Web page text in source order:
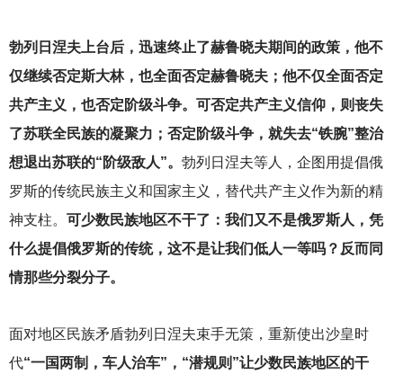
勃列日涅夫上台后，迅速终止了赫鲁晓夫期间的政策，他不
仅继续否定斯大林，也全面否定赫鲁晓夫；他不仅全面否定
共产主义，也否定阶级斗争。可否定共产主义信仰，则丧失
了苏联全民族的凝聚力；否定阶级斗争，就失去“铁腕”整治
想退出苏联的“阶级敌人”。 勃列日涅夫等人，企图用提倡俄
罗斯的传统民族主义和国家主义，替代共产主义作为新的精
神支柱。 可少数民族地区不干了：我们又不是俄罗斯人，凭
什么提倡俄罗斯的传统，这不是让我们低人一等吗？反而同
情那些分裂分子。
面对地区民族矛盾勃列日涅夫束手无策，重新使出沙皇时
代“一国两制，车人治车”，“潜规则”让少数民族地区的干